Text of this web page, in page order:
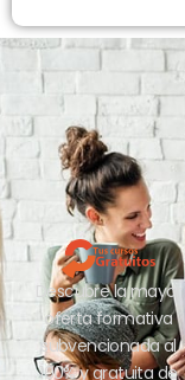
Descubre la mayor
oferta formativa
subvencionada al
100% y gratuita de